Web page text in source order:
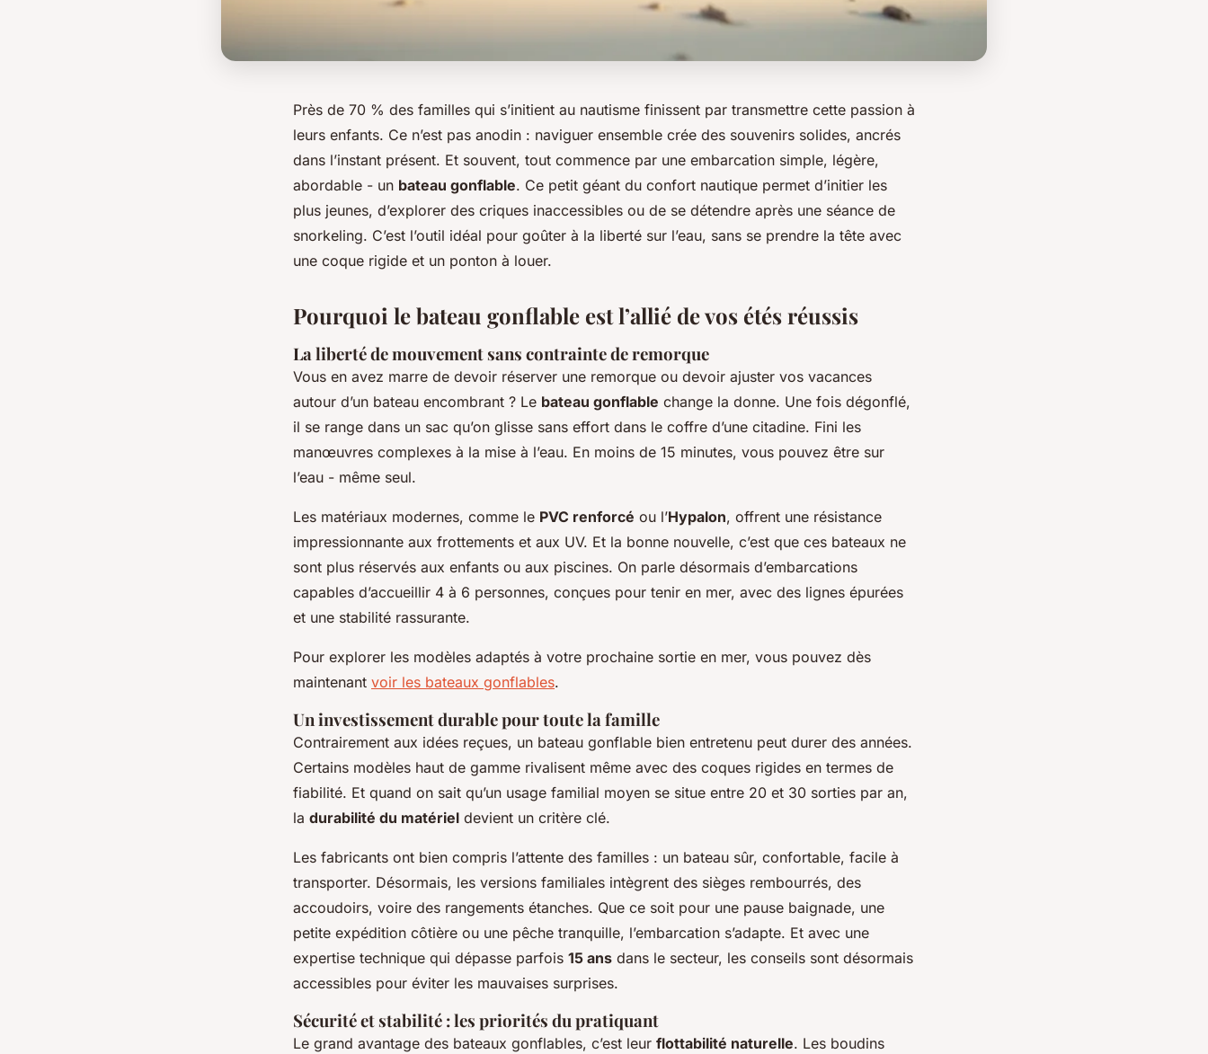
Près de 70 % des familles qui s’initient au nautisme finissent par transmettre cette passion à
leurs enfants. Ce n’est pas anodin : naviguer ensemble crée des souvenirs solides, ancrés
dans l’instant présent. Et souvent, tout commence par une embarcation simple, légère,
abordable - un bateau gonflable. Ce petit géant du confort nautique permet d’initier les
plus jeunes, d’explorer des criques inaccessibles ou de se détendre après une séance de
snorkeling. C’est l’outil idéal pour goûter à la liberté sur l’eau, sans se prendre la tête avec
une coque rigide et un ponton à louer.
Pourquoi le bateau gonflable est l’allié de vos étés réussis
La liberté de mouvement sans contrainte de remorque
Vous en avez marre de devoir réserver une remorque ou devoir ajuster vos vacances
autour d’un bateau encombrant ? Le bateau gonflable change la donne. Une fois dégonflé,
il se range dans un sac qu’on glisse sans effort dans le coffre d’une citadine. Fini les
manœuvres complexes à la mise à l’eau. En moins de 15 minutes, vous pouvez être sur
l’eau - même seul.
Les matériaux modernes, comme le PVC renforcé ou l’Hypalon, offrent une résistance
impressionnante aux frottements et aux UV. Et la bonne nouvelle, c’est que ces bateaux ne
sont plus réservés aux enfants ou aux piscines. On parle désormais d’embarcations
capables d’accueillir 4 à 6 personnes, conçues pour tenir en mer, avec des lignes épurées
et une stabilité rassurante.
Pour explorer les modèles adaptés à votre prochaine sortie en mer, vous pouvez dès
maintenant voir les bateaux gonflables.
Un investissement durable pour toute la famille
Contrairement aux idées reçues, un bateau gonflable bien entretenu peut durer des années.
Certains modèles haut de gamme rivalisent même avec des coques rigides en termes de
fiabilité. Et quand on sait qu’un usage familial moyen se situe entre 20 et 30 sorties par an,
la durabilité du matériel devient un critère clé.
Les fabricants ont bien compris l’attente des familles : un bateau sûr, confortable, facile à
transporter. Désormais, les versions familiales intègrent des sièges rembourrés, des
accoudoirs, voire des rangements étanches. Que ce soit pour une pause baignade, une
petite expédition côtière ou une pêche tranquille, l’embarcation s’adapte. Et avec une
expertise technique qui dépasse parfois 15 ans dans le secteur, les conseils sont désormais
accessibles pour éviter les mauvaises surprises.
Sécurité et stabilité : les priorités du pratiquant
Le grand avantage des bateaux gonflables, c’est leur flottabilité naturelle. Les boudins